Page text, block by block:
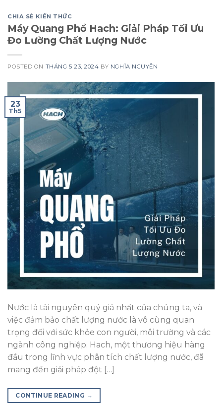
CHIA SẺ KIẾN THỨC
Máy Quang Phổ Hach: Giải Pháp Tối Ưu
Đo Lường Chất Lượng Nước
POSTED ON THÁNG 5 23, 2024 BY NGHĨA NGUYỄN
23
Th5
Nước là tài nguyên quý giá nhất của chúng ta, và
việc đảm bảo chất lượng nước là vô cùng quan
trọng đối với sức khỏe con người, môi trường và các
ngành công nghiệp. Hach, một thương hiệu hàng
đầu trong lĩnh vực phân tích chất lượng nước, đã
mang đến giải pháp đột […]
CONTINUE READING →